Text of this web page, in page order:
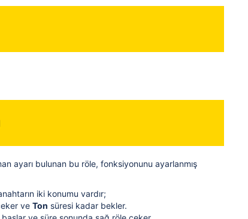
ayarı bulunan bu röle, fonksiyonunu ayarlanmış
iki konumu vardır;
ve Ton süresi kadar bekler.